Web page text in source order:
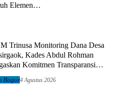
Elemen
Trinusa Monitoring Dana Desa
Kades Abdul Rohman
Komitmen Transparansi
Anggaran
Bogor4 Agustus 2026